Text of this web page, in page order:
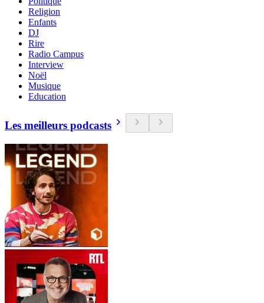
Religion
Enfants
DJ
Rire
Radio Campus
Interview
Noël
Musique
Education
Les meilleurs podcasts